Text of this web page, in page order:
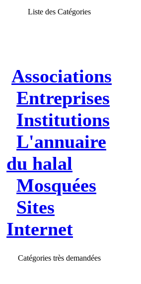
Liste des Catégories
Associations
Entreprises
Institutions
L'annuaire
du halal
Mosquées
Sites
Internet
Catégories très demandées